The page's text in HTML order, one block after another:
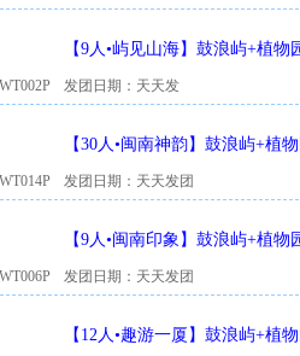
【9人•屿见山海】鼓浪屿+植
楼】
发团日期：天天发
【30人•闽南神韵】鼓浪屿+植
发团日期：天天发团
【9人•闽南印象】鼓浪屿+植
发团日期：天天发团
【12人•趣游一厦】鼓浪屿+植